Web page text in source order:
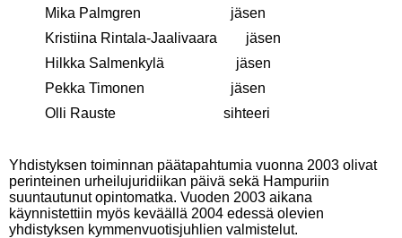
Mika Palmgren jäsen
Kristiina Rintala-Jaalivaara jäsen
Hilkka Salmenkylä jäsen
Pekka Timonen jäsen
Olli Rauste sihteeri
Yhdistyksen toiminnan päätapahtumia vuonna 2003 olivat
perinteinen urheilujuridiikan päivä sekä Hampuriin
suuntautunut opintomatka. Vuoden 2003 aikana
käynnistettiin myös keväällä 2004 edessä olevien
yhdistyksen kymmenvuotisjuhlien valmistelut.